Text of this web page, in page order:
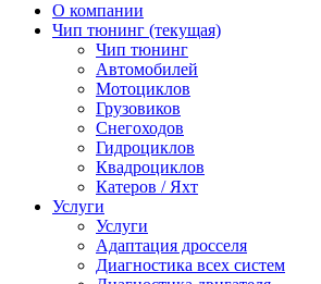
О компании
Чип тюнинг (текущая)
Чип тюнинг
Автомобилей
Мотоциклов
Грузовиков
Снегоходов
Гидроциклов
Квадроциклов
Катеров / Яхт
Услуги
Услуги
Адаптация дросселя
Диагностика всех систем